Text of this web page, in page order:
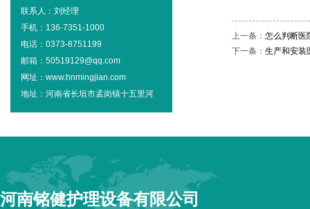
联系人：刘经理
手机：136-7351-1000
电话：0373-8751199
邮箱：50519129@qq.com
网址：www.hnmingjian.com
地址：河南省长垣市孟岗镇十五里河
上一条： 怎么判断医
下一条： 生产和安装
河南铭健护理设备有限公司